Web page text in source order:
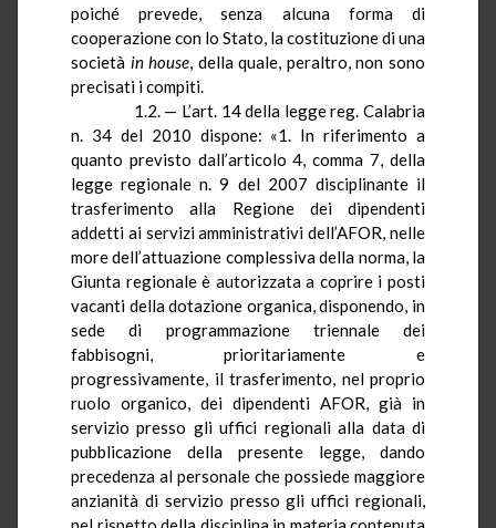
poiché prevede, senza alcuna forma di
cooperazione con lo Stato, la costituzione di una
società in house, della quale, peraltro, non sono
precisati i compiti.
1.2. — L’art. 14 della legge reg. Calabria
n. 34 del 2010 dispone: «1. In riferimento a
quanto previsto dall’articolo 4, comma 7, della
legge regionale n. 9 del 2007 disciplinante il
trasferimento alla Regione dei dipendenti
addetti ai servizi amministrativi dell’AFOR, nelle
more dell’attuazione complessiva della norma, la
Giunta regionale è autorizzata a coprire i posti
vacanti della dotazione organica, disponendo, in
sede di programmazione triennale dei
fabbisogni, prioritariamente e
progressivamente, il trasferimento, nel proprio
ruolo organico, dei dipendenti AFOR, già in
servizio presso gli uffici regionali alla data di
pubblicazione della presente legge, dando
precedenza al personale che possiede maggiore
anzianità di servizio presso gli uffici regionali,